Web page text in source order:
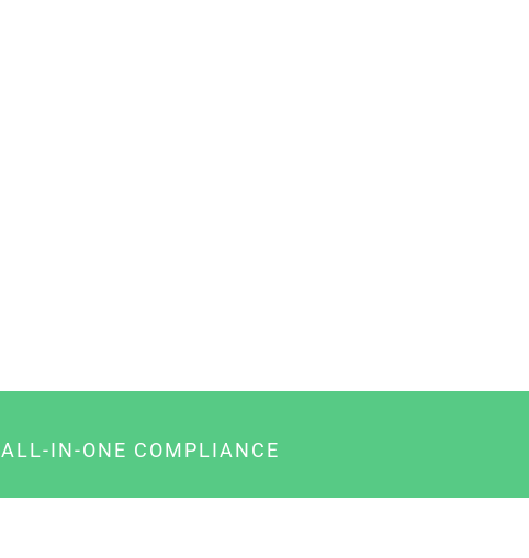
ALL-IN-ONE COMPLIANCE